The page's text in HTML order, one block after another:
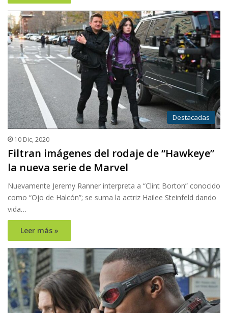
Destacadas
10 Dic, 2020
Filtran imágenes del rodaje de “Hawkeye”
la nueva serie de Marvel
Nuevamente Jeremy Ranner interpreta a “Clint Borton” conocido
como “Ojo de Halcón”; se suma la actriz Hailee Steinfeld dando
vida…
Leer más »